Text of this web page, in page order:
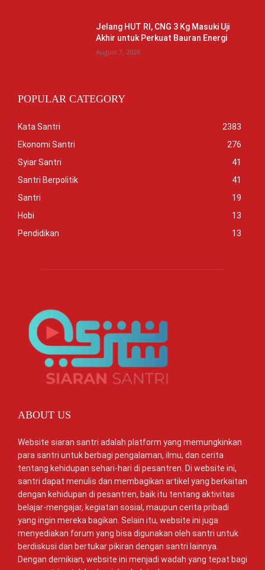
Jelang HUT RI, CNG 3 Kg Masuki Uji
Akhir untuk Perkuat Bauran Energi
August 7, 2026
POPULAR CATEGORY
Kata Santri
2383
Ekonomi Santri
276
Syiar Santri
41
Santri Berpolitik
41
Santri
19
Hobi
13
Pendidikan
13
ABOUT US
Website siaran santri adalah platform yang memungkinkan
para santri untuk berbagi pengalaman, ilmu, dan cerita
tentang kehidupan sehari-hari di pesantren. Di website ini,
santri dapat menulis dan membagikan artikel yang berkaitan
dengan kehidupan di pesantren, baik itu tentang aktivitas
belajar-mengajar, kegiatan sosial, maupun cerita pribadi
yang ingin mereka bagikan. Selain itu, website ini juga
menyediakan forum yang bisa digunakan oleh santri untuk
berdiskusi dan bertukar pikiran dengan santri lainnya.
Dengan demikian, website ini menjadi wadah yang tepat bagi